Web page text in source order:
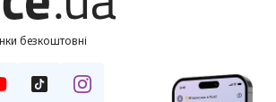
безкоштовні